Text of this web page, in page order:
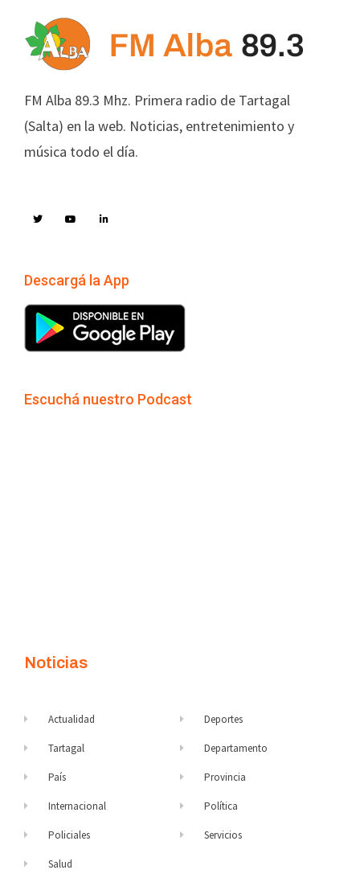
FM Alba 89.3 Mhz. Primera radio de Tartagal
(Salta) en la web. Noticias, entretenimiento y
música todo el día.
Descargá la App
Escuchá nuestro Podcast
Noticias
Actualidad
Tartagal
País
Internacional
Policiales
Salud
Deportes
Departamento
Provincia
Política
Servicios